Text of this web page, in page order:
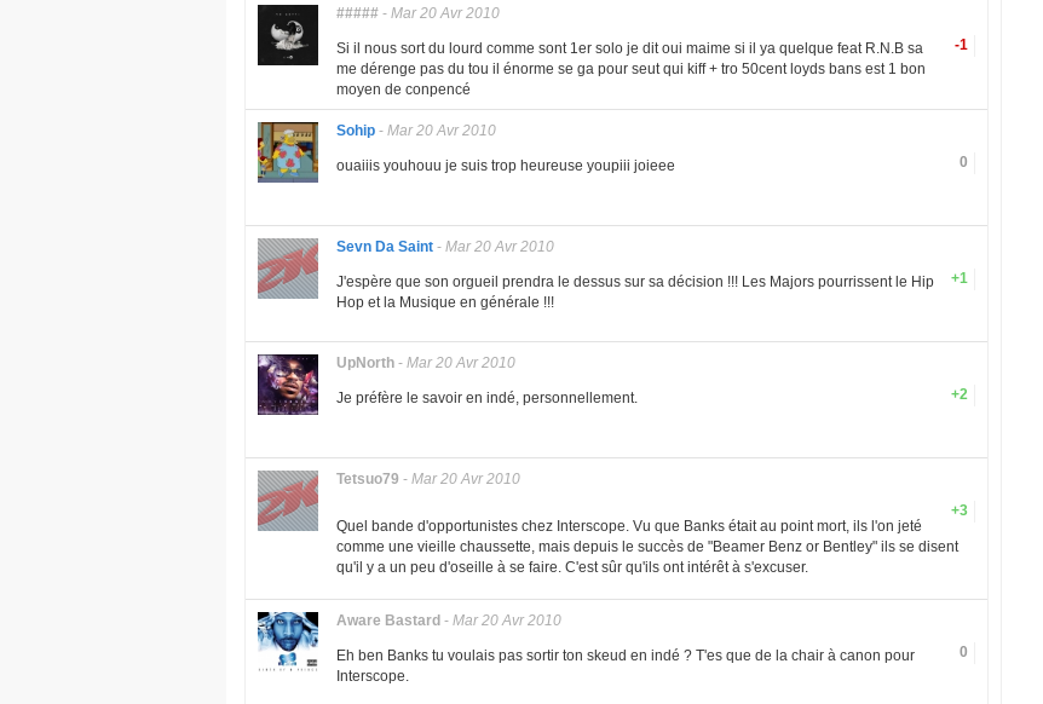
##### - Mar 20 Avr 2010
-1
Si il nous sort du lourd comme sont 1er solo je dit oui maime si il ya quelque feat R.N.B sa
me dérenge pas du tou il énorme se ga pour seut qui kiff + tro 50cent loyds bans est 1 bon
moyen de conpencé
Sohip - Mar 20 Avr 2010
0
ouaiiis youhouu je suis trop heureuse youpiii joieee
Sevn Da Saint - Mar 20 Avr 2010
+1
J'espère que son orgueil prendra le dessus sur sa décision !!! Les Majors pourrissent le Hip
Hop et la Musique en générale !!!
UpNorth - Mar 20 Avr 2010
+2
Je préfère le savoir en indé, personnellement.
Tetsuo79 - Mar 20 Avr 2010
+3
Quel bande d'opportunistes chez Interscope. Vu que Banks était au point mort, ils l'on jeté
comme une vieille chaussette, mais depuis le succès de "Beamer Benz or Bentley" ils se disent
qu'il y a un peu d'oseille à se faire. C'est sûr qu'ils ont intérêt à s'excuser.
Aware Bastard - Mar 20 Avr 2010
0
Eh ben Banks tu voulais pas sortir ton skeud en indé ? T'es que de la chair à canon pour
Interscope.